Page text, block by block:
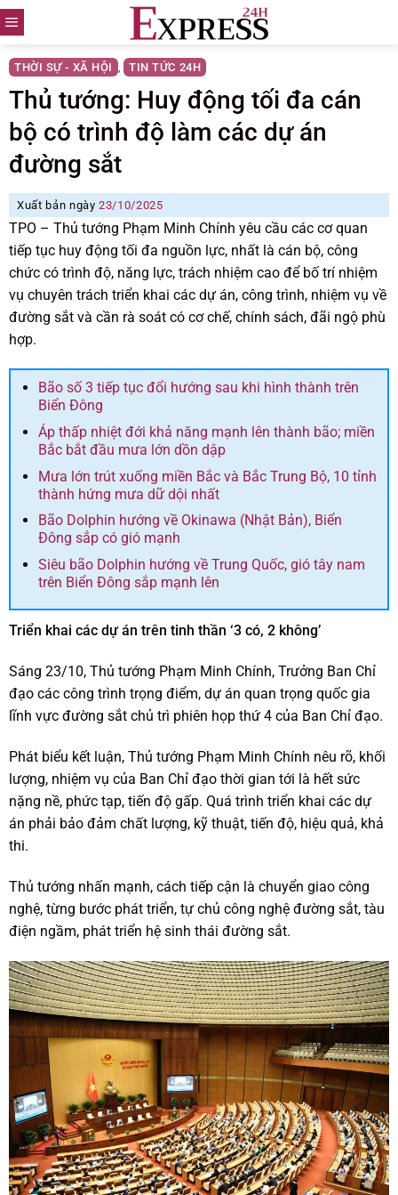
Skip
to
content
THỜI SỰ - XÃ HỘI , TIN TỨC 24H
Thủ tướng: Huy động tối đa cán
bộ có trình độ làm các dự án
đường sắt
Xuất bản ngày23/10/2025
TPO – Thủ tướng Phạm Minh Chính yêu cầu các cơ quan
tiếp tục huy động tối đa nguồn lực, nhất là cán bộ, công
chức có trình độ, năng lực, trách nhiệm cao để bố trí nhiệm
vụ chuyên trách triển khai các dự án, công trình, nhiệm vụ về
đường sắt và cần rà soát có cơ chế, chính sách, đãi ngộ phù
hợp.
Bão số 3 tiếp tục đổi hướng sau khi hình thành trên
Biển Đông
Áp thấp nhiệt đới khả năng mạnh lên thành bão; miền
Bắc bắt đầu mưa lớn dồn dập
Mưa lớn trút xuống miền Bắc và Bắc Trung Bộ, 10 tỉnh
thành hứng mưa dữ dội nhất
Bão Dolphin hướng về Okinawa (Nhật Bản), Biển
Đông sắp có gió mạnh
Siêu bão Dolphin hướng về Trung Quốc, gió tây nam
trên Biển Đông sắp mạnh lên
Triển khai các dự án trên tinh thần ‘3 có, 2 không’
Sáng 23/10, Thủ tướng Phạm Minh Chính, Trưởng Ban Chỉ
đạo các công trình trọng điểm, dự án quan trọng quốc gia
lĩnh vực đường sắt chủ trì phiên họp thứ 4 của Ban Chỉ đạo.
Phát biểu kết luận, Thủ tướng Phạm Minh Chính nêu rõ, khối
lượng, nhiệm vụ của Ban Chỉ đạo thời gian tới là hết sức
nặng nề, phức tạp, tiến độ gấp. Quá trình triển khai các dự
án phải bảo đảm chất lượng, kỹ thuật, tiến độ, hiệu quả, khả
thi.
Thủ tướng nhấn mạnh, cách tiếp cận là chuyển giao công
nghệ, từng bước phát triển, tự chủ công nghệ đường sắt, tàu
điện ngầm, phát triển hệ sinh thái đường sắt.